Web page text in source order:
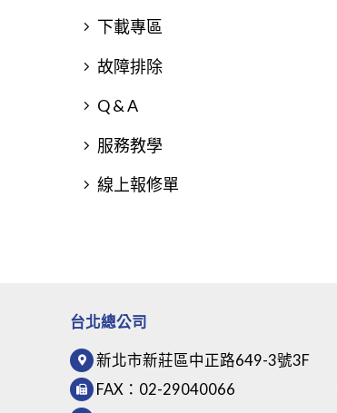
下載專區
故障排除
Q & A
服務教學
線上報修單
台北總公司
新北市新莊區中正路649-3號3F
FAX： 02-29040066